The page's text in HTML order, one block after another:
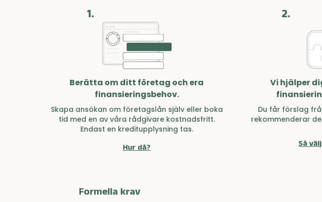
1.
Berätta om ditt företag och era
finansieringsbehov.
Skapa ansökan om företagslån själv eller boka
tid med en av våra rådgivare kostnadsfritt.
Endast en kreditupplysning tas.
Hur då?
2.
Vi hjälper
Du får förslag
rekommenderar
Så
Formella krav